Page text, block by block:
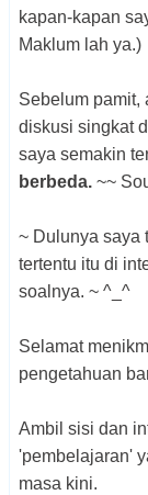
kapan-kapan
Maklum lah ya.)
Sebelum pamit,
diskusi singkat
saya semakin
berbeda. ~~
~ Dulunya saya
tertentu itu di
soalnya. ~ ^_^
Selamat
pengetahuan
Ambil sisi dan
'pembelajaran'
masa kini.